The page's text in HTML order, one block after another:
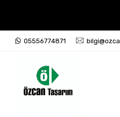
05556774871